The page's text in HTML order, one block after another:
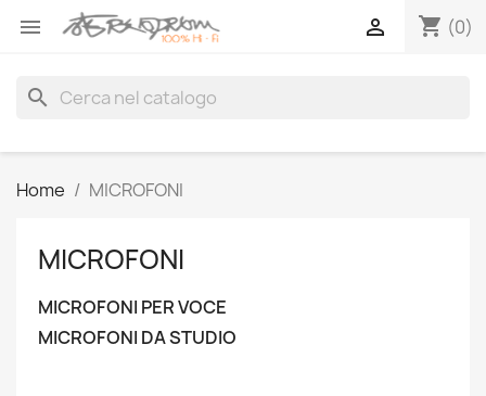
 shopping_cart (0)

search
Home MICROFONI
MICROFONI
MICROFONI PER VOCE
MICROFONI DA STUDIO